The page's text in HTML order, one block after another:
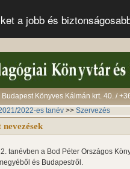
a jobb és
Budapest Könyves Kálmán krt. 40. /
2022-es tanév >> Szervezés
tanévben a Bod Péter Országos
és Budapestről.